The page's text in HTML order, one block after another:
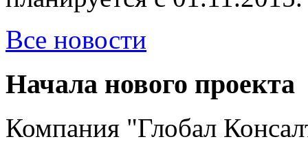
Все новости
Начала нового проекта
Компания "Глобал